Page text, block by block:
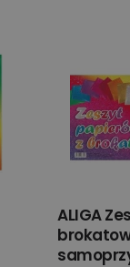
ALIGA